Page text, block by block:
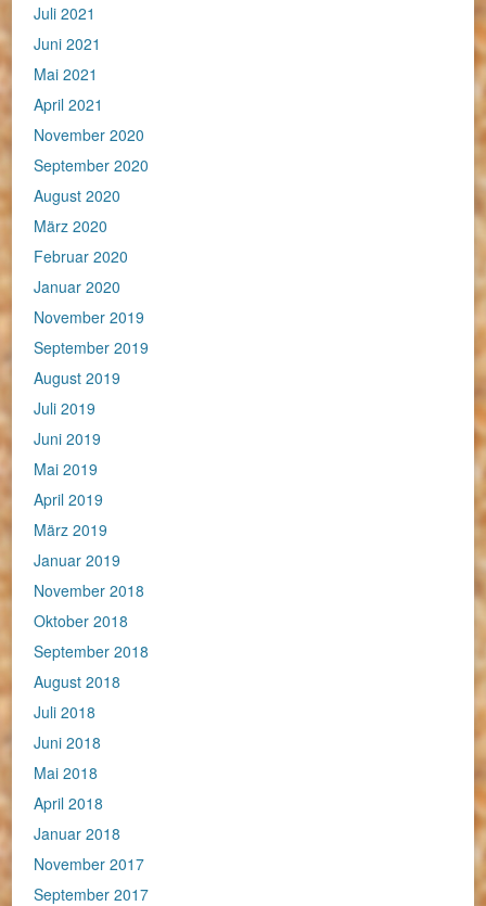
Juli 2021
Juni 2021
Mai 2021
April 2021
November 2020
September 2020
August 2020
März 2020
Februar 2020
Januar 2020
November 2019
September 2019
August 2019
Juli 2019
Juni 2019
Mai 2019
April 2019
März 2019
Januar 2019
November 2018
Oktober 2018
September 2018
August 2018
Juli 2018
Juni 2018
Mai 2018
April 2018
Januar 2018
November 2017
September 2017